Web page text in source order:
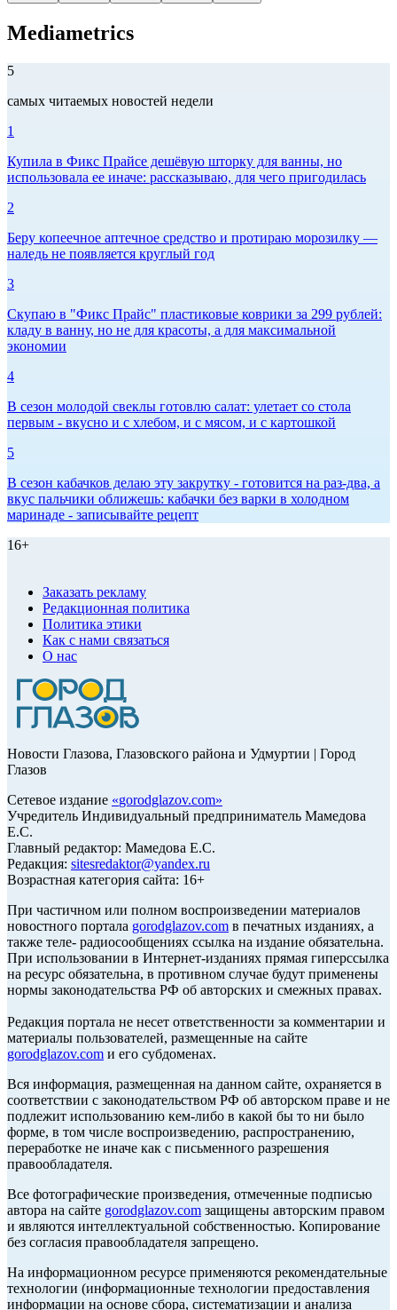
Mediametrics
5
самых читаемых новостей недели
1
Купила в Фикс Прайсе дешёвую шторку для ванны, но
использовала ее иначе: рассказываю, для чего пригодилась
2
Беру копеечное аптечное средство и протираю морозилку —
наледь не появляется круглый год
3
Скупаю в "Фикс Прайс" пластиковые коврики за 299 рублей:
кладу в ванну, но не для красоты, а для максимальной
экономии
4
В сезон молодой свеклы готовлю салат: улетает со стола
первым - вкусно и с хлебом, и с мясом, и с картошкой
5
В сезон кабачков делаю эту закрутку - готовится на раз-два, а
вкус пальчики оближешь: кабачки без варки в холодном
маринаде - записывайте рецепт
16+
Заказать рекламу
Редакционная политика
Политика этики
Как с нами связаться
О нас
Новости Глазова, Глазовского района и Удмуртии | Город
Глазов
Сетевое издание «gorodglazov.com»
Учредитель Индивидуальный предприниматель Мамедова
Е.С.
Главный редактор: Мамедова Е.С.
Редакция: sitesredaktor@yandex.ru
Возрастная категория сайта: 16+
При частичном или полном воспроизведении материалов
новостного портала gorodglazov.com в печатных изданиях, а
также теле- радиосообщениях ссылка на издание обязательна.
При использовании в Интернет-изданиях прямая гиперссылка
на ресурс обязательна, в противном случае будут применены
нормы законодательства РФ об авторских и смежных правах.
Редакция портала не несет ответственности за комментарии и
материалы пользователей, размещенные на сайте
gorodglazov.com и его субдоменах.
Вся информация, размещенная на данном сайте, охраняется в
соответствии с законодательством РФ об авторском праве и не
подлежит использованию кем-либо в какой бы то ни было
форме, в том числе воспроизведению, распространению,
переработке не иначе как с письменного разрешения
правообладателя.
Все фотографические произведения, отмеченные подписью
автора на сайте gorodglazov.com защищены авторским правом
и являются интеллектуальной собственностью. Копирование
без согласия правообладателя запрещено.
На информационном ресурсе применяются рекомендательные
технологии (информационные технологии предоставления
информации на основе сбора, систематизации и анализа